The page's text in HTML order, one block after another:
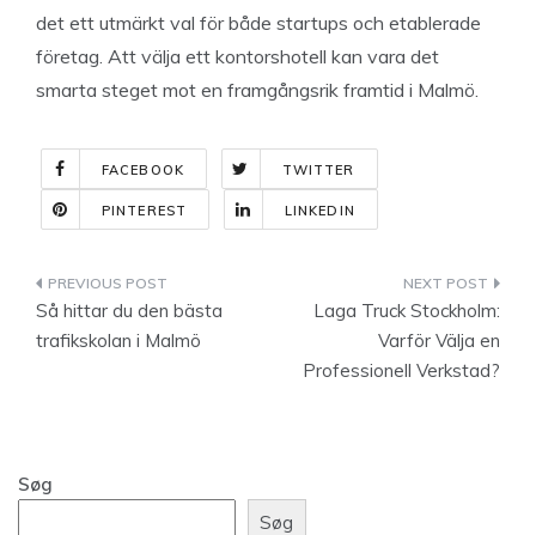
det ett utmärkt val för både startups och etablerade
företag. Att välja ett kontorshotell kan vara det
smarta steget mot en framgångsrik framtid i Malmö.
FACEBOOK TWITTER
PINTEREST LINKEDIN
Indlægsnavigation
Så hittar du den bästa
trafikskolan i Malmö
Laga Truck Stockholm:
Varför Välja en
Professionell Verkstad?
Søg
Søg